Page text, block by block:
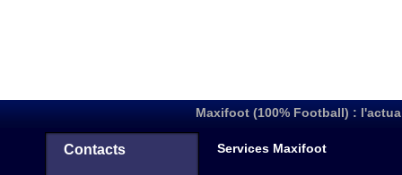
Maxifoot (100% Football) :
Contacts Services Maxifoot